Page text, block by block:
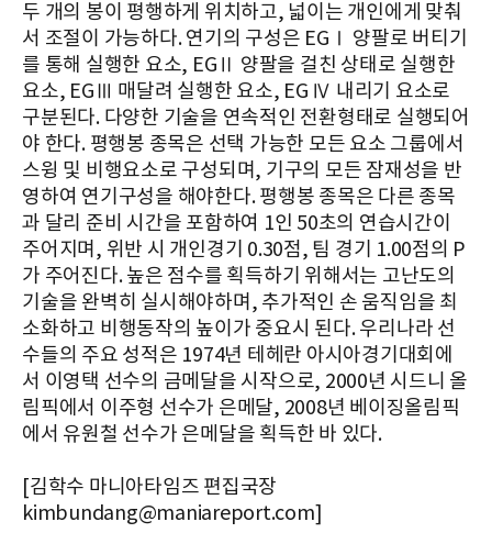
두 개의 봉이 평행하게 위치하고, 넓이는 개인에게 맞춰
서 조절이 가능하다. 연기의 구성은 EGⅠ 양팔로 버티기
를 통해 실행한 요소, EGⅡ 양팔을 걸친 상태로 실행한
요소, EGⅢ 매달려 실행한 요소, EG Ⅳ 내리기 요소로
구분된다. 다양한 기술을 연속적인 전환형태로 실행되어
야 한다. 평행봉 종목은 선택 가능한 모든 요소 그룹에서
스윙 및 비행요소로 구성되며, 기구의 모든 잠재성을 반
영하여 연기구성을 해야한다. 평행봉 종목은 다른 종목
과 달리 준비 시간을 포함하여 1인 50초의 연습시간이
주어지며, 위반 시 개인경기 0.30점, 팀 경기 1.00점의 P
가 주어진다. 높은 점수를 획득하기 위해서는 고난도의
기술을 완벽히 실시해야하며, 추가적인 손 움직임을 최
소화하고 비행동작의 높이가 중요시 된다. 우리나라 선
수들의 주요 성적은 1974년 테헤란 아시아경기대회에
서 이영택 선수의 금메달을 시작으로, 2000년 시드니 올
림픽에서 이주형 선수가 은메달, 2008년 베이징올림픽
에서 유원철 선수가 은메달을 획득한 바 있다.
[김학수 마니아타임즈 편집국장
kimbundang@maniareport.com]